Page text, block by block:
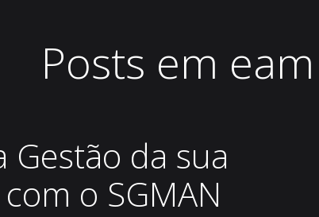
Posts em eam
Gestão da sua
o SGMAN